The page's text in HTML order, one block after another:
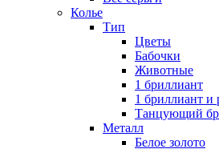
Колье
Тип
Цветы
Бабочки
Животные
1 бриллиант
1 бриллиант и
Танцующий
Металл
Белое золото